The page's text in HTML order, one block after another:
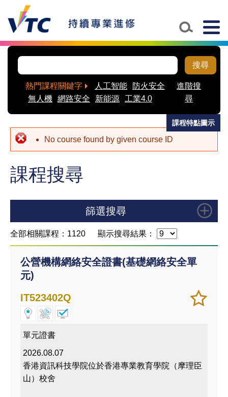
Skip to main content
搜尋
熱門課程關鍵字 人工智能
防火安全
無人機 網路安全 新能源 工業4.0
進階搜
尋
No course found by given course ID
課程搜尋
篩選搜尋
全部相關課程：1120 顯示搜尋結果：
公營機構網絡安全證書(基礎網絡安全單
元)
加
入/
儲存
課程
IT523402Q
單元證書
2026.08.07
香港資訊科技學院位於香港專業教育學院（摩理臣
山）校舍
課程特點圖示